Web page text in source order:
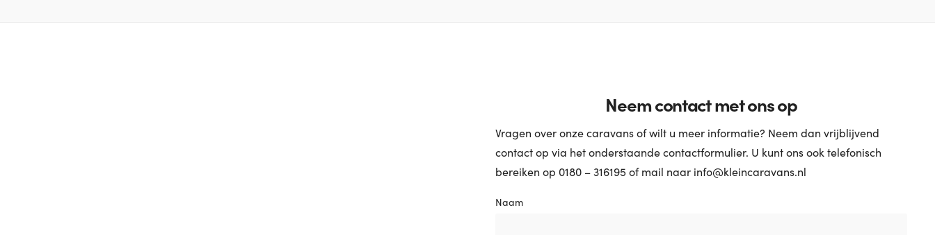
Neem contact met ons op
Vragen over onze caravans of wilt u meer informatie? Neem dan vrijblijvend
contact op via het onderstaande contactformulier. U kunt ons ook telefonisch
bereiken op 0180 – 316195 of mail naar info@kleincaravans.nl
Naam